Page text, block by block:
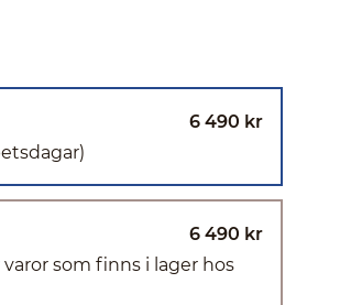
6 490 kr
6 490 kr
varor som finns i lager hos